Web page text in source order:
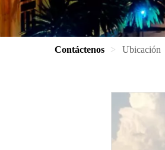
Contáctenos Ubicación